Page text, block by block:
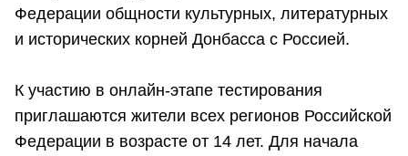
Федерации общности культурных, литературных
и исторических корней Донбасса с Россией.
К участию в онлайн-этапе тестирования
приглашаются жители всех регионов Российской
Федерации в возрасте от 14 лет. Для начала